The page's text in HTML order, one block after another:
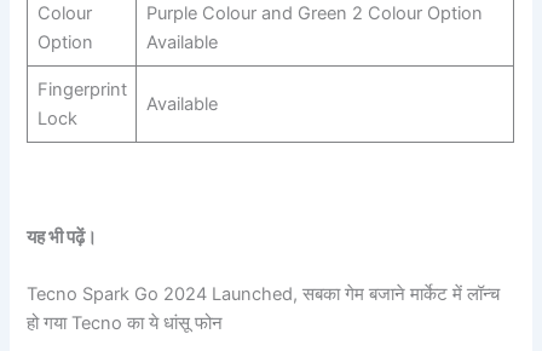
Colour
Option
Purple Colour and Green 2 Colour Option
Available
Fingerprint
Lock
Available
यह भी पढ़ें।
Tecno Spark Go 2024 Launched, सबका गेम बजाने मार्केट में लॉन्च
हो गया Tecno का ये धांसू फोन